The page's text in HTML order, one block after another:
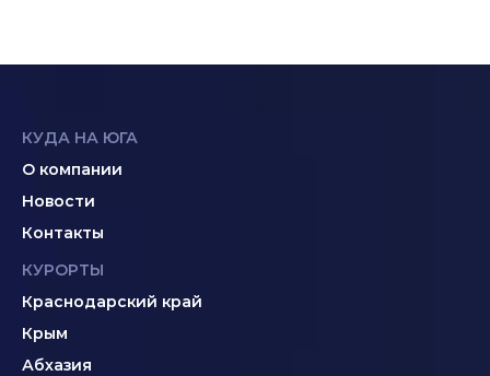
КУДА НА ЮГА
О компании
Новости
Контакты
КУРОРТЫ
Краснодарский край
Крым
Абхазия